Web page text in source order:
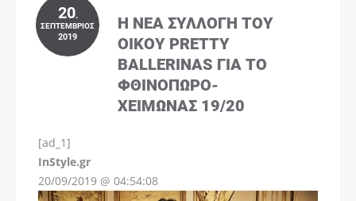
20.
ΣΕΠΤΈΜΒΡΙΟΣ
2019
Η ΝΈΑ ΣΥΛΛΟΓΉ ΤΟΥ
ΟΊΚΟΥ PRETTY
BALLERINAS ΓΙΑ ΤΟ
ΦΘΙΝΌΠΩΡΟ-
ΧΕΙΜΏΝΑΣ 19/20
[ad_1]
InStyle.gr
20/09/2019 @ 04:54:08